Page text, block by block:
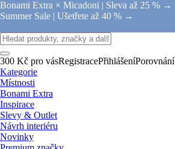
Bonami Extra × Micadoni | Sleva až 25 % →
Summer Sale | Ušetřete až 40 % →
300 Kč pro vásRegistracePřihlášeníPorovnání
Kategorie
Místnosti
Bonami Extra
Inspirace
Slevy & Outlet
Návrh interiéru
Novinky